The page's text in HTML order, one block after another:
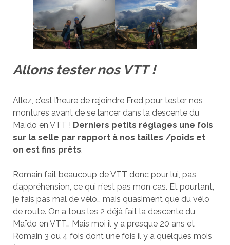
Allons tester nos VTT !
Allez, c’est l’heure de rejoindre Fred pour tester nos
montures avant de se lancer dans la descente du
Maïdo en VTT ! Derniers petits réglages une fois
sur la selle par rapport à nos tailles /poids et
on est fins prêts.
Romain fait beaucoup de VTT donc pour lui, pas
d’appréhension, ce qui n’est pas mon cas. Et pourtant,
je fais pas mal de vélo… mais quasiment que du vélo
de route. On a tous les 2 déjà fait la descente du
Maïdo en VTT… Mais moi il y a presque 20 ans et
Romain 3 ou 4 fois dont une fois il y a quelques mois